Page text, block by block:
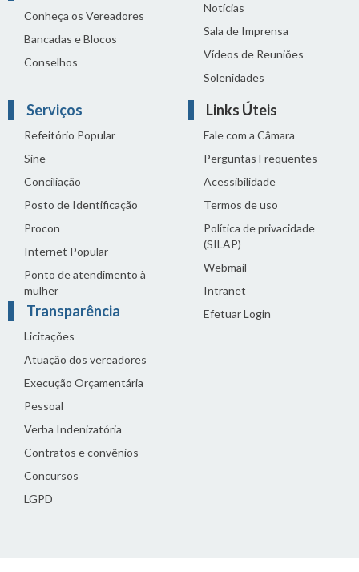
Conheça os Vereadores
Bancadas e Blocos
Conselhos
Notícias
Sala de Imprensa
Vídeos de Reuniões
Solenidades
Serviços
Refeitório Popular
Sine
Conciliação
Posto de Identificação
Procon
Internet Popular
Ponto de atendimento à
mulher
Transparência
Licitações
Atuação dos vereadores
Execução Orçamentária
Pessoal
Verba Indenizatória
Contratos e convênios
Concursos
LGPD
Links Úteis
Fale com a Câmara
Perguntas Frequentes
Acessibilidade
Termos de uso
Política de privacidade
(SILAP)
Webmail
Intranet
Efetuar Login